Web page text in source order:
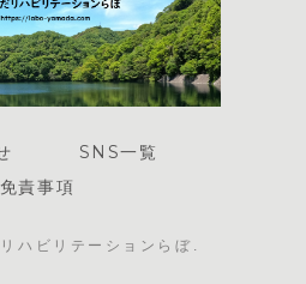
SNS一覧
免責事項
ハビリテーションらぼ.